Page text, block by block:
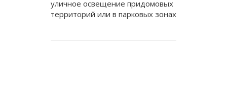
уличное освещение придомовых
территорий или в парковых зонах